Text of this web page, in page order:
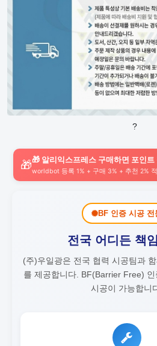
?
🎁🎁 알리익스프레스 구매하면 포인트
worldbot 등록 1% + 구매 3% + 추천 2%
BF 인증 시공 전
전국 어디든 책
(주)우일광은 전국 협력 시공팀과
를 제공합니다. BF(Barrier Free)
시공이 가능합니